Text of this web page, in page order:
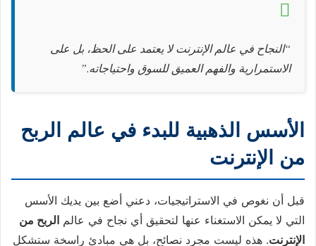
“النجاح في عالم الإنترنت لا يعتمد على الحظ، بل على
الاستمرارية والفهم العميق للسوق واحتياجاته.”
الأسس الذهبية للبدء في عالم الربح
من الإنترنت
قبل أن نغوص في الاستراتيجيات، دعني أضع بين يديك الأسس
التي لا يمكن الاستغناء عنها لتحقيق أي نجاح في عالم الربح من
الإنترنت. هذه ليست مجرد نصائح، بل هي مبادئ راسخة ستشكل